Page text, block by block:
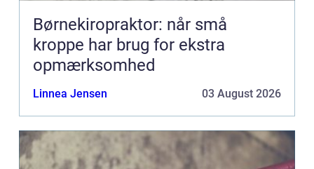
Børnekiropraktor: når små
kroppe har brug for ekstra
opmærksomhed
Linnea Jensen 03 August 2026